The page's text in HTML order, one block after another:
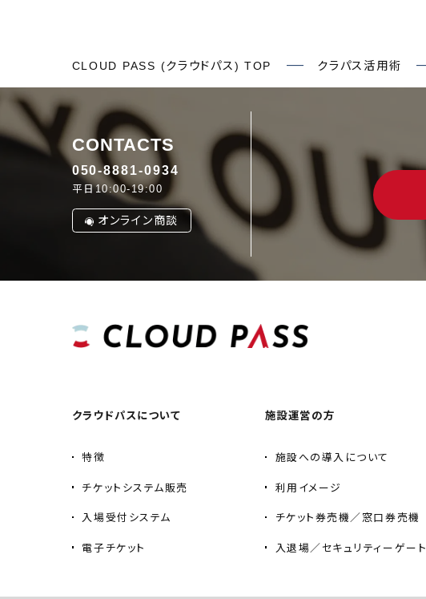
CLOUD PASS (クラウドパス) TOP クラパス活用術
CONTACTS
050-8881-0934
平日10:00-19:00
オンライン商談
クラウドパスについて
特徴
チケットシステム販売
入場受付システム
電子チケット
施設運営の方
施設への導入について
利用イメージ
チケット券売機／窓口券売機
入退場／セキュリティーゲート